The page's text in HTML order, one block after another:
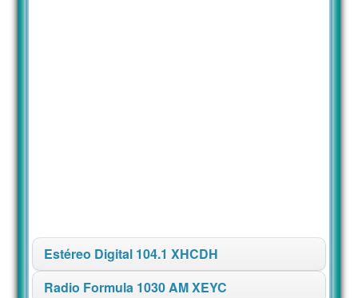
Estéreo Digital 104.1 XHCDH
Radio Formula 1030 AM XEYC